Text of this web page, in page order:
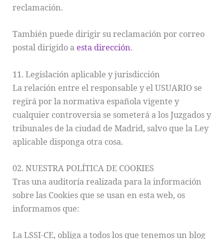
reclamación.
También puede dirigir su reclamación por correo
postal dirigido a esta dirección.
11. Legislación aplicable y jurisdicción
La relación entre el responsable y el USUARIO se
regirá por la normativa española vigente y
cualquier controversia se someterá a los Juzgados y
tribunales de la ciudad de Madrid, salvo que la Ley
aplicable disponga otra cosa.
02. NUESTRA POLÍTICA DE COOKIES
Tras una auditoría realizada para la información
sobre las Cookies que se usan en esta web, os
informamos que:
La LSSI-CE, obliga a todos los que tenemos un blog